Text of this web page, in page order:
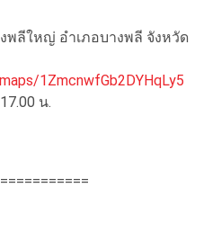
พลีใหญ่ อำเภอบางพลี จังหวัด
1ZmcnwfGb2DYHqLy5
น.